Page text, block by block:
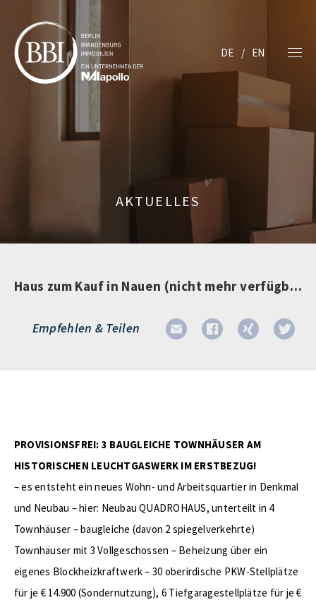
DE EN
AKTUELLES
Haus zum Kauf in Nauen (nicht mehr verfügbar)
Empfehlen & Teilen
PROVISIONSFREI: 3 BAUGLEICHE TOWNHÄUSER AM
HISTORISCHEN LEUCHTGASWERK IM ERSTBEZUG!
– es entsteht ein neues Wohn- und Arbeitsquartier in Denkmal
und Neubau – hier: Neubau QUADROHAUS, unterteilt in 4
Townhäuser – baugleiche (davon 2 spiegelverkehrte)
Townhäuser mit 3 Vollgeschossen – Beheizung über ein
eigenes Blockheizkraftwerk – 30 oberirdische PKW-Stellplätze
für je € 14.900 (Sondernutzung), 6 Tiefgaragestellplätze für je €